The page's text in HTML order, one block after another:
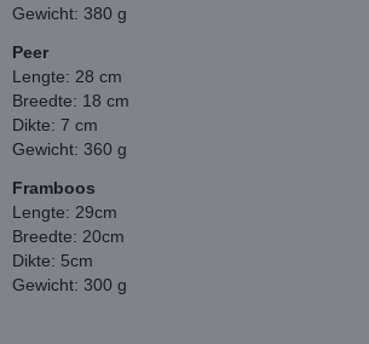
Gewicht: 380 g
Peer
Lengte: 28 cm
Breedte: 18 cm
Dikte: 7 cm
Gewicht: 360 g
Framboos
Lengte: 29cm
Breedte: 20cm
Dikte: 5cm
Gewicht: 300 g